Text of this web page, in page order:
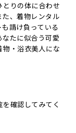
りの体に合わせ
、着物レンタル
請け負っている
たに似合う可愛
・浴衣美人にな
確認してみてく